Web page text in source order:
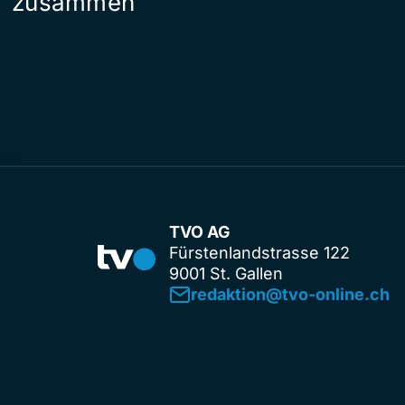
TVO AG
Fürstenlandstrasse 122
9001 St. Gallen
redaktion@tvo-online.ch